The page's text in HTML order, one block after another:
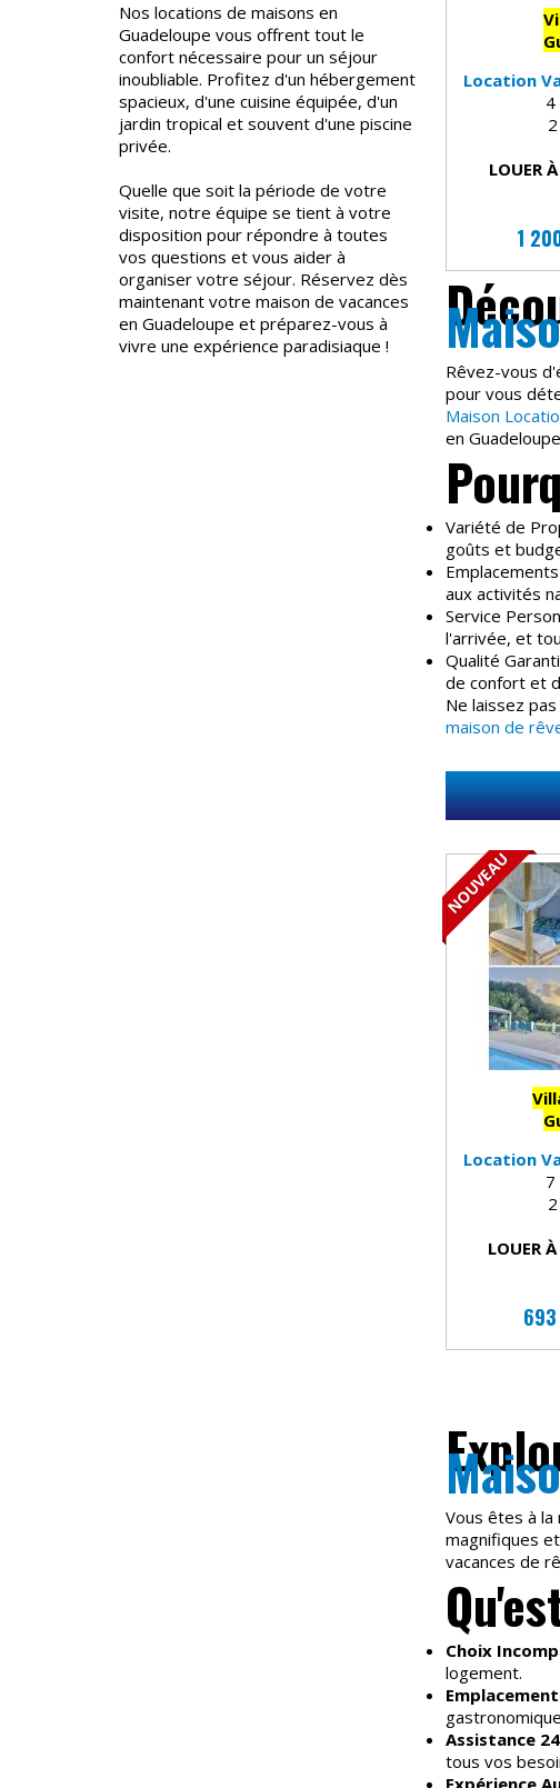
Location
4
LOUER
1
Rêvez-vous
pour vous
Maison
en
Variété de
goûts et
aux activités
Service
l'arrivée, et
Qualité
de confort et
Ne laissez
maison de
NOUVEAU
Location
7
LOUER
Vous êtes à la
magnifiques
vacances de
Choix
logement.
Assistance
tous vos
Expérience
Nos locations de maisons en
Guadeloupe vous offrent tout le
confort nécessaire pour un séjour
inoubliable. Profitez d'un hébergement
spacieux, d'une cuisine équipée, d'un
jardin tropical et souvent d'une piscine
privée.
Quelle que soit la période de votre
visite, notre équipe se tient à votre
disposition pour répondre à toutes
vos questions et vous aider à
organiser votre séjour. Réservez dès
maintenant votre maison de vacances
en Guadeloupe et préparez-vous à
vivre une expérience paradisiaque !